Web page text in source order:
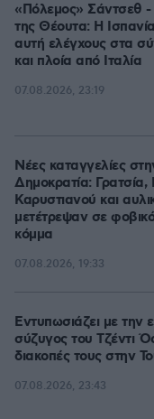
«Πόλεμος» Σάντσεθ
της Θέουτα: Η
αυτή ελέγχους στα
και πλοία από Ιταλία
07.08.2026, 23:19
Νέες καταγγελίες
Δημοκρατία: Γρατσία,
Καρυστιανού και
μετέτρεψαν σε
κόμμα
07.08.2026, 19:33
Εντυπωσιάζει με την
σύζυγος του Τζέντι
διακοπές τους στην
07.08.2026, 23:43